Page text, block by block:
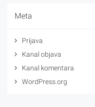
Meta
Prijava
Kanal objava
Kanal komentara
WordPress.org